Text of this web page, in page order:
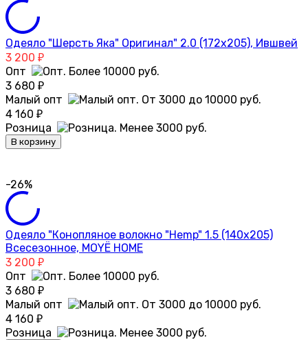
Одеяло "Шерсть Яка" Оригинал" 2.0 (172х205), Ившвей
3 200 ₽
Опт
3 680 ₽
Малый опт
4 160 ₽
Розница
В корзину
-26%
Одеяло "Конопляное волокно "Hemp" 1.5 (140х205)
Всесезонное, MOYЁ HOME
3 200 ₽
Опт
3 680 ₽
Малый опт
4 160 ₽
Розница